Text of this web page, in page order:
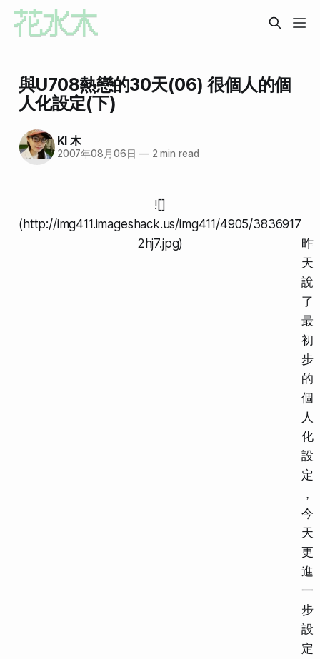
與U708熱戀的30天(06) 很個人的個
人化設定(下)
KI 木
2007年08月06日 —2 min read
![]
(http://img411.imageshack.us/img411/4905/3836917
2hj7.jpg)
昨
天
說
了
最
初
步
的
個
人
化
設
定
，
今
天
更
進
一
步
設
定